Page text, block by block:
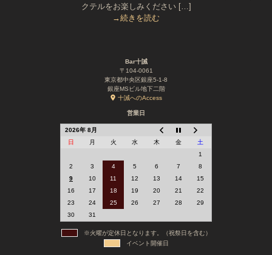
クテルをお楽しみください […]
→続きを読む
Bar十誡
〒104-0061
東京都中央区銀座5-1-8
銀座MSビル地下二階
十誡へのAccess
営業日
2026年 8月
日
月 火 水 木 金
土
1
2
3 4 5 6 7
8
9
10 11 12 13 14
15
16
17 18 19 20 21
22
23
24 25 26 27 28
29
30
31
※火曜が定休日となります。（祝祭日を含む）
イベント開催日